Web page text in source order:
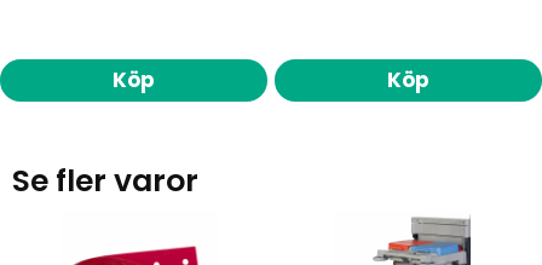
Köp Köp
Se fler varor